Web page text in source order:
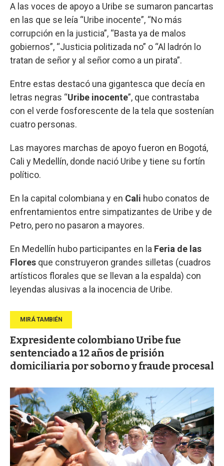
A las voces de apoyo a Uribe se sumaron pancartas
en las que se leía “Uribe inocente”, “No más
corrupción en la justicia”, “Basta ya de malos
gobiernos”, “Justicia politizada no” o “Al ladrón lo
tratan de señor y al señor como a un pirata”.
Entre estas destacó una gigantesca que decía en
letras negras “Uribe inocente”, que contrastaba
con el verde fosforescente de la tela que sostenían
cuatro personas.
Las mayores marchas de apoyo fueron en Bogotá,
Cali y Medellín, donde nació Uribe y tiene su fortín
político.
En la capital colombiana y en Cali hubo conatos de
enfrentamientos entre simpatizantes de Uribe y de
Petro, pero no pasaron a mayores.
En Medellín hubo participantes en la Feria de las
Flores que construyeron grandes silletas (cuadros
artísticos florales que se llevan a la espalda) con
leyendas alusivas a la inocencia de Uribe.
Expresidente colombiano Uribe fue
sentenciado a 12 años de prisión
domiciliaria por soborno y fraude procesal